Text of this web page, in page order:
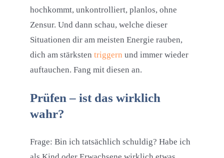
hochkommt, unkontrolliert, planlos, ohne
Zensur. Und dann schau, welche dieser
Situationen dir am meisten Energie rauben,
dich am stärksten triggern und immer wieder
auftauchen. Fang mit diesen an.
Prüfen – ist das wirklich
wahr?
Frage: Bin ich tatsächlich schuldig? Habe ich